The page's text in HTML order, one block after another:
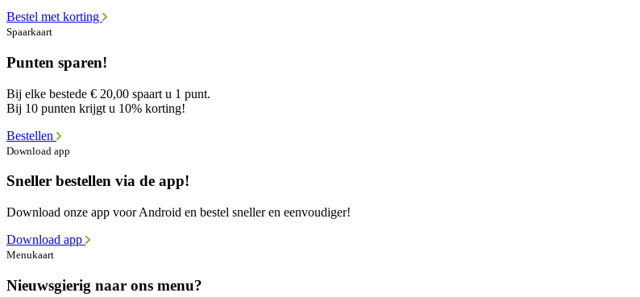
Bestel met korting
Spaarkaart
Punten sparen!
Bij elke bestede € 20,00 spaart u 1 punt.
Bij 10 punten krijgt u 10% korting!
Bestellen
Download app
Sneller bestellen via de app!
Download onze app voor Android en bestel sneller en eenvoudiger!
Download app
Menukaart
Nieuwsgierig naar ons menu?